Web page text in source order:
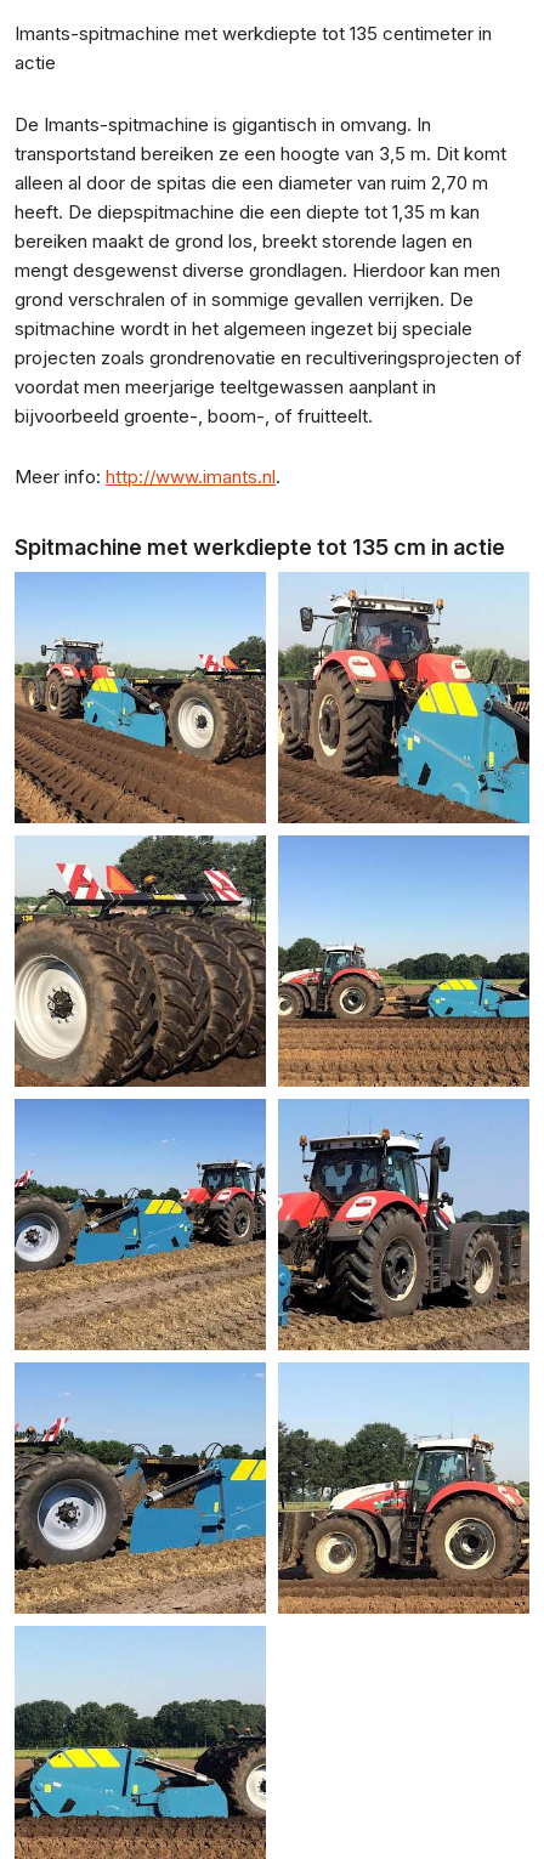
Imants-spitmachine met werkdiepte tot 135 centimeter in
actie
De Imants-spitmachine is gigantisch in omvang. In
transportstand bereiken ze een hoogte van 3,5 m. Dit komt
alleen al door de spitas die een diameter van ruim 2,70 m
heeft. De diepspitmachine die een diepte tot 1,35 m kan
bereiken maakt de grond los, breekt storende lagen en
mengt desgewenst diverse grondlagen. Hierdoor kan men
grond verschralen of in sommige gevallen verrijken. De
spitmachine wordt in het algemeen ingezet bij speciale
projecten zoals grondrenovatie en recultiveringsprojecten of
voordat men meerjarige teeltgewassen aanplant in
bijvoorbeeld groente-, boom-, of fruitteelt.
Meer info: http://www.imants.nl.
Spitmachine met werkdiepte tot 135 cm in actie